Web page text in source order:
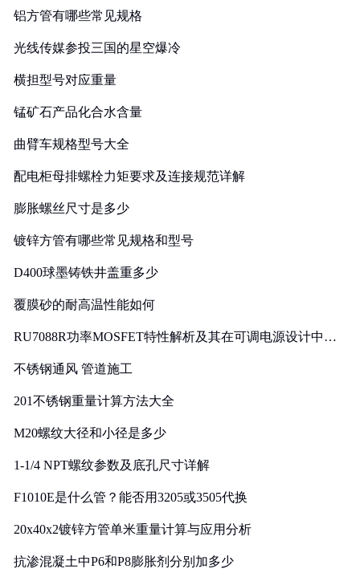
铝方管有哪些常见规格
光线传媒参投三国的星空爆冷
横担型号对应重量
锰矿石产品化合水含量
曲臂车规格型号大全
配电柜母排螺栓力矩要求及连接规范详解
膨胀螺丝尺寸是多少
镀锌方管有哪些常见规格和型号
D400球墨铸铁井盖重多少
覆膜砂的耐高温性能如何
RU7088R功率MOSFET特性解析及其在可调电源设计中的
不锈钢通风 管道施工
201不锈钢重量计算方法大全
M20螺纹大径和小径是多少
1-1/4 NPT螺纹参数及底孔尺寸详解
F1010E是什么管？能否用3205或3505代换
20x40x2镀锌方管单米重量计算与应用分析
抗渗混凝土中P6和P8膨胀剂分别加多少